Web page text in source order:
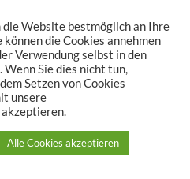
TISCHWÄSCHE,
TISCHTUCH,
SANDER
ABWISCHBARE TISCHDECKEN
ABWISCHBARE TISCHTÜCHER
BASKET FRÜHLING
ALLROUND BASKET
,AUFLEGER GOBELIN
Website bestmöglich an Ihre
können die Cookies annehmen
Verwendung selbst in den
Sie dies nicht tun,
Setzen von Cookies
unsere
Alle Cookies akzeptieren